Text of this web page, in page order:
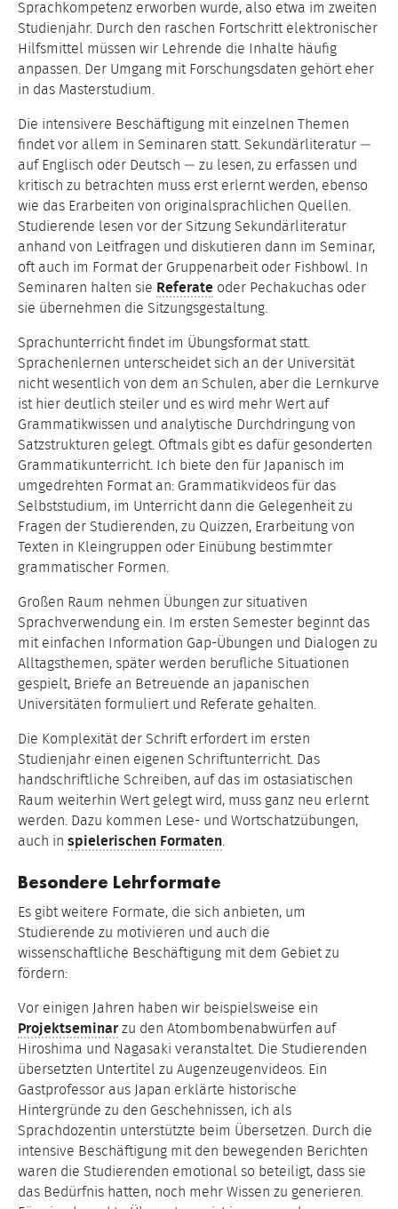
Sprachkompetenz erworben wurde, also etwa im zweiten
Studienjahr. Durch den raschen Fortschritt elektronischer
Hilfsmittel müssen wir Lehrende die Inhalte häufig
anpassen. Der Umgang mit Forschungsdaten gehört eher
in das Masterstudium.
Die intensivere Beschäftigung mit einzelnen Themen
findet vor allem in Seminaren statt. Sekundärliteratur —
auf Englisch oder Deutsch — zu lesen, zu erfassen und
kritisch zu betrachten muss erst erlernt werden, ebenso
wie das Erarbeiten von originalsprachlichen Quellen.
Studierende lesen vor der Sitzung Sekundärliteratur
anhand von Leitfragen und diskutieren dann im Seminar,
oft auch im Format der Gruppenarbeit oder Fishbowl. In
Seminaren halten sie Referate oder Pechakuchas oder
sie übernehmen die Sitzungsgestaltung.
Sprachunterricht findet im Übungsformat statt.
Sprachenlernen unterscheidet sich an der Universität
nicht wesentlich von dem an Schulen, aber die Lernkurve
ist hier deutlich steiler und es wird mehr Wert auf
Grammatikwissen und analytische Durchdringung von
Satzstrukturen gelegt. Oftmals gibt es dafür gesonderten
Grammatikunterricht. Ich biete den für Japanisch im
umgedrehten Format an: Grammatikvideos für das
Selbststudium, im Unterricht dann die Gelegenheit zu
Fragen der Studierenden, zu Quizzen, Erarbeitung von
Texten in Kleingruppen oder Einübung bestimmter
grammatischer Formen.
Großen Raum nehmen Übungen zur situativen
Sprachverwendung ein. Im ersten Semester beginnt das
mit einfachen Information Gap-Übungen und Dialogen zu
Alltagsthemen, später werden berufliche Situationen
gespielt, Briefe an Betreuende an japanischen
Universitäten formuliert und Referate gehalten.
Die Komplexität der Schrift erfordert im ersten
Studienjahr einen eigenen Schriftunterricht. Das
handschriftliche Schreiben, auf das im ostasiatischen
Raum weiterhin Wert gelegt wird, muss ganz neu erlernt
werden. Dazu kommen Lese- und Wortschatzübungen,
auch in spielerischen Formaten.
Besondere Lehrformate
Es gibt weitere Formate, die sich anbieten, um
Studierende zu motivieren und auch die
wissenschaftliche Beschäftigung mit dem Gebiet zu
fördern:
Vor einigen Jahren haben wir beispielsweise ein
Projektseminarzu den Atombombenabwürfen auf
Hiroshima und Nagasaki veranstaltet. Die Studierenden
übersetzten Untertitel zu Augenzeugenvideos. Ein
Gastprofessor aus Japan erklärte historische
Hintergründe zu den Geschehnissen, ich als
Sprachdozentin unterstützte beim Übersetzen. Durch die
intensive Beschäftigung mit den bewegenden Berichten
waren die Studierenden emotional so beteiligt, dass sie
das Bedürfnis hatten, noch mehr Wissen zu generieren.